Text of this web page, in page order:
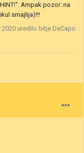
Ampak pozor: na
smajlija)!!!
2020 uredilo bitje DaCapo